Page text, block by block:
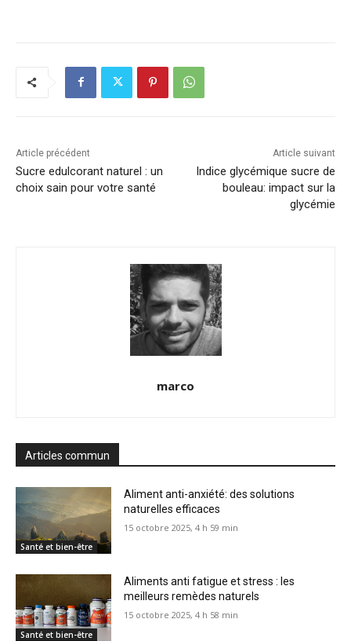
Article précédent
Sucre edulcorant naturel : un
choix sain pour votre santé
Article suivant
Indice glycémique sucre de
bouleau: impact sur la
glycémie
marco
Articles commun
Santé et bien-être
Aliment anti-anxiété: des solutions
naturelles efficaces
15 octobre 2025, 4 h 59 min
Santé et bien-être
Aliments anti fatigue et stress : les
meilleurs remèdes naturels
15 octobre 2025, 4 h 58 min